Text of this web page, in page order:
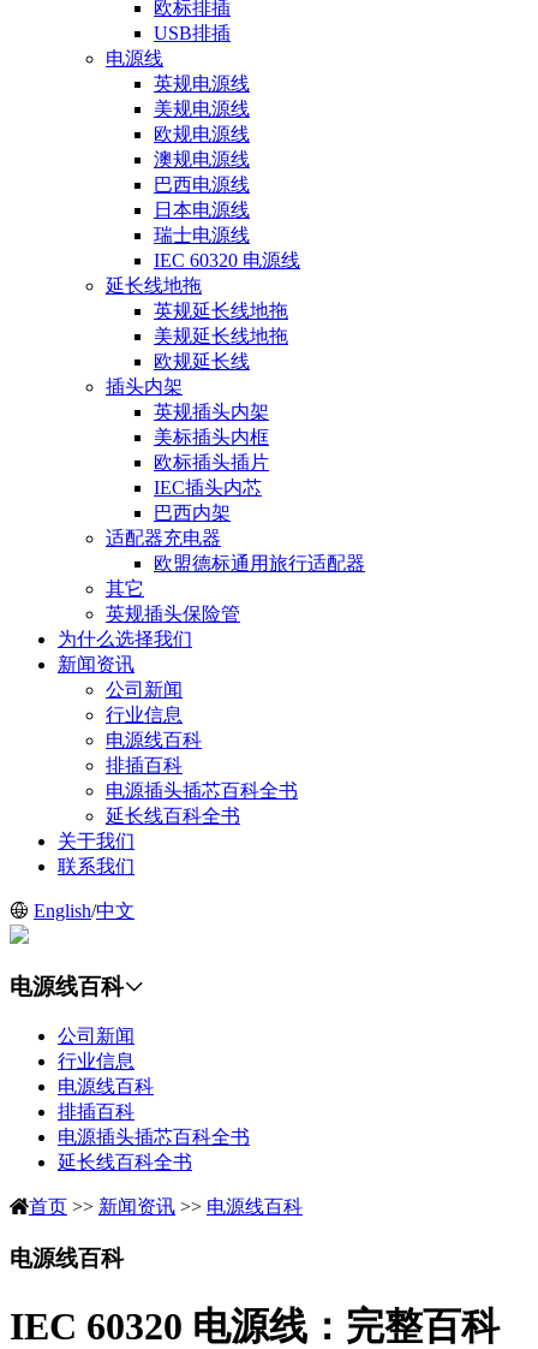
欧标排插
USB排插
电源线
英规电源线
美规电源线
欧规电源线
澳规电源线
巴西电源线
日本电源线
瑞士电源线
IEC 60320 电源线
延长线地拖
英规延长线地拖
美规延长线地拖
欧规延长线
插头内架
英规插头内架
美标插头内框
欧标插头插片
IEC插头内芯
巴西内架
适配器充电器
欧盟德标通用旅行适配器
其它
英规插头保险管
为什么选择我们
新闻资讯
公司新闻
行业信息
电源线百科
排插百科
电源插头插芯百科全书
延长线百科全书
关于我们
联系我们
English/中文
电源线百科
公司新闻
行业信息
电源线百科
排插百科
电源插头插芯百科全书
延长线百科全书
首页 >> 新闻资讯 >> 电源线百科
电源线百科
IEC 60320 电源线：完整百科